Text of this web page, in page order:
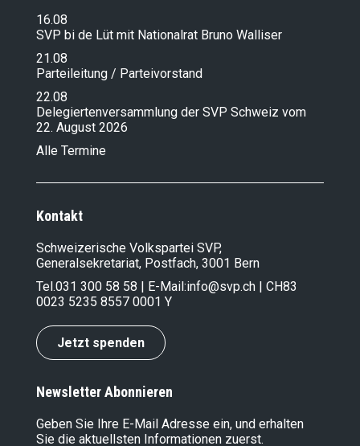
16.08
SVP bi de Lüt mit Nationalrat Bruno Walliser
21.08
Parteileitung / Parteivorstand
22.08
Delegiertenversammlung der SVP Schweiz vom
22. August 2026
Alle Termine
Kontakt
Schweizerische Volkspartei SVP,
Generalsekretariat, Postfach, 3001 Bern
Tel.031 300 58 58 | E-Mail:info@svp.ch | CH83
0023 5235 8557 0001 Y
Jetzt spenden
Newsletter Abonnieren
Geben Sie Ihre E-Mail Adresse ein, und erhalten
Sie die aktuellsten Informationen zuerst.